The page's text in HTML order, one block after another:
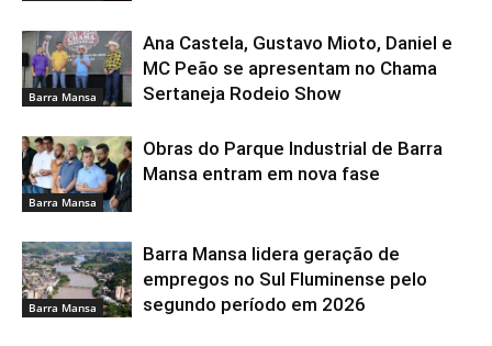
Barra Mansa
Ana Castela, Gustavo Mioto, Daniel e
MC Peão se apresentam no Chama
Sertaneja Rodeio Show
Barra Mansa
Obras do Parque Industrial de Barra
Mansa entram em nova fase
Barra Mansa
Barra Mansa lidera geração de
empregos no Sul Fluminense pelo
segundo período em 2026